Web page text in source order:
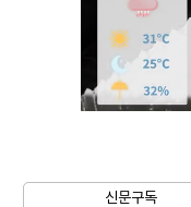
신문구독